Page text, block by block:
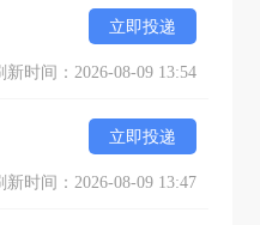
立即投递
新时间：2026-08-09 13:54
立即投递
新时间：2026-08-09 13:47